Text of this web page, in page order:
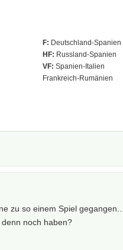
F: Deutschland-Spanien
HF: Russland-Spanien
VF: Spanien-Italien
Frankreich-Rumänien
zu so einem Spiel gegangen....
noch haben?